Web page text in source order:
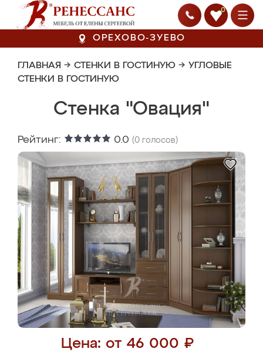
0
ОРЕХОВО-ЗУЕВО
ГЛАВНАЯ → СТЕНКИ В ГОСТИНУЮ → УГЛОВЫЕ
СТЕНКИ В ГОСТИНУЮ
Стенка "Овация"
Рейтинг: 0.0 (0 голосов)
Цена: от 46 000 ₽